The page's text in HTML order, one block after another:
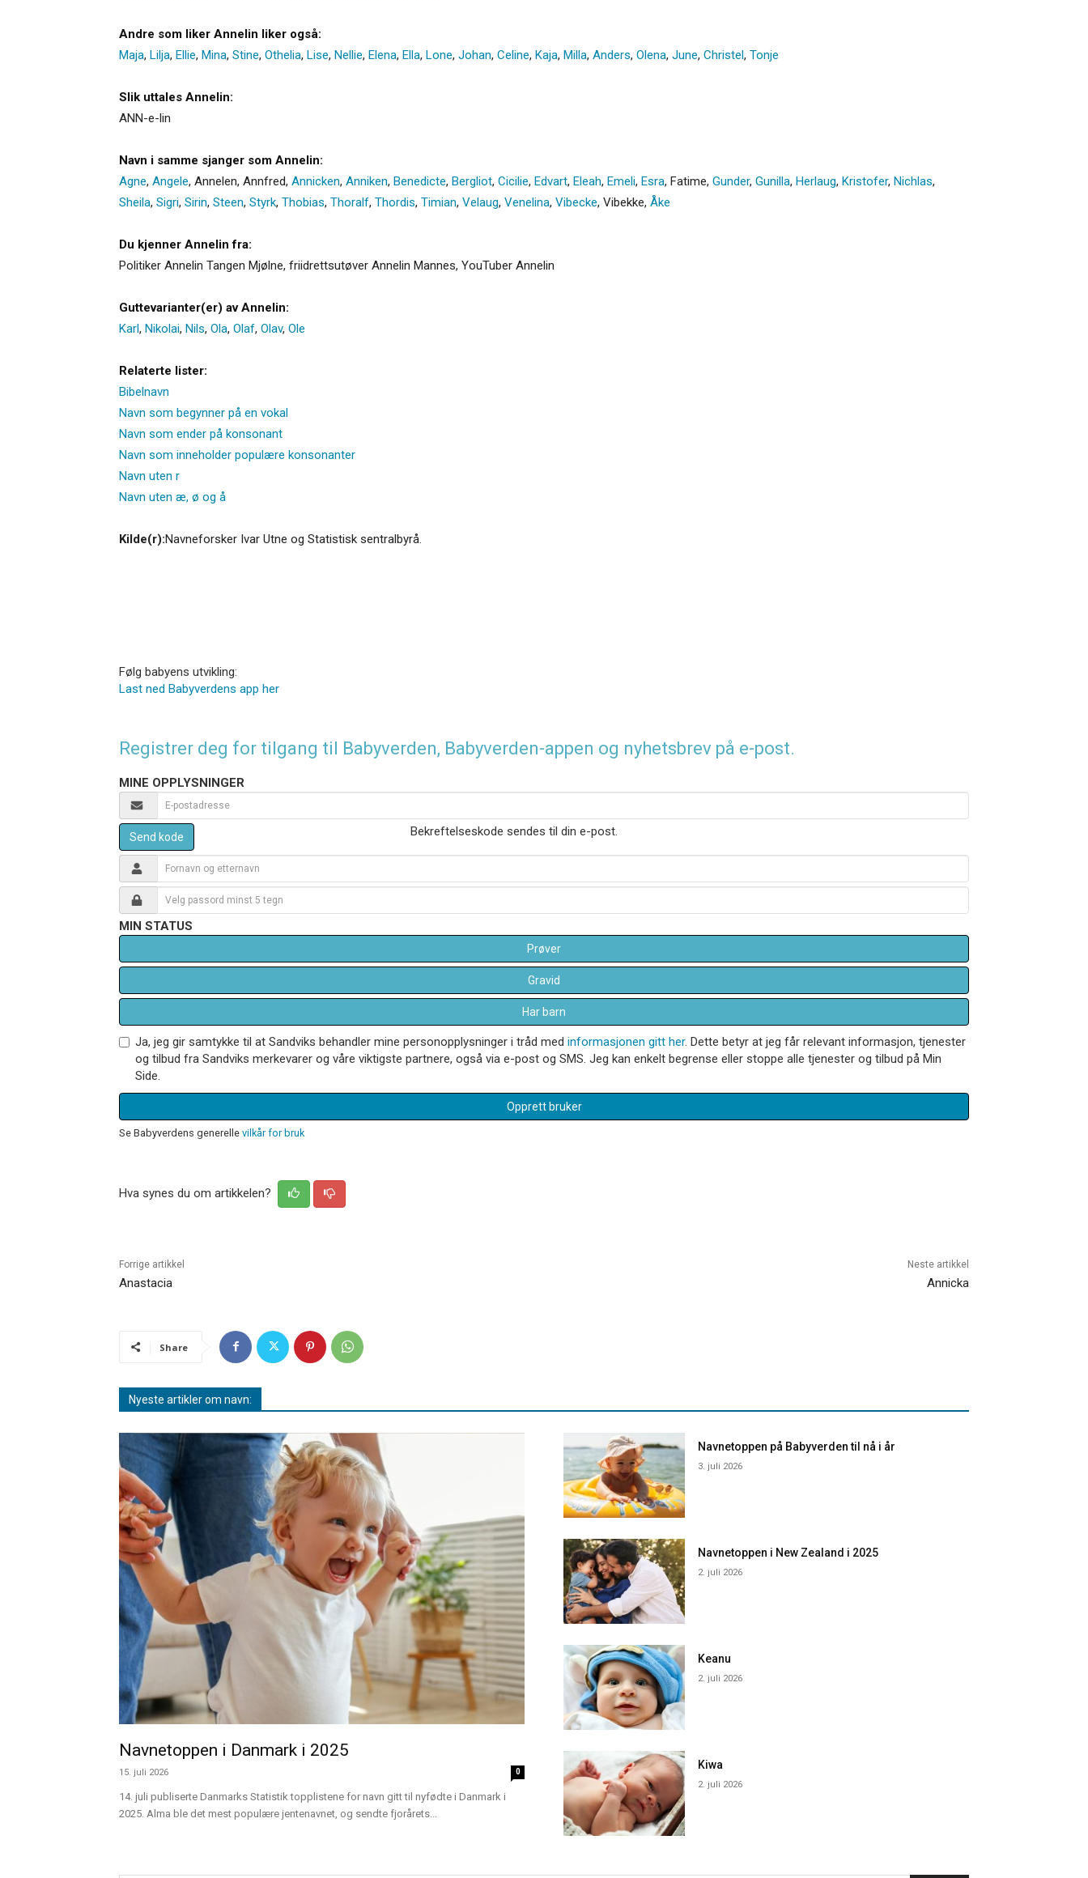
Andre som liker Annelin liker også:
Maja, Lilja, Ellie, Mina, Stine, Othelia, Lise, Nellie, Elena, Ella, Lone, Johan, Celine, Kaja, Milla, Anders, Olena, June, Christel, Tonje
Slik uttales Annelin:
ANN-e-lin
Navn i samme sjanger som Annelin:
Agne, Angele, Annelen, Annfred, Annicken, Anniken, Benedicte, Bergliot, Cicilie, Edvart, Eleah, Emeli, Esra, Fatime, Gunder, Gunilla, Herlaug, Kristofer, Nichlas,
Sheila, Sigri, Sirin, Steen, Styrk, Thobias, Thoralf, Thordis, Timian, Velaug, Venelina, Vibecke, Vibekke, Åke
Du kjenner Annelin fra:
Politiker Annelin Tangen Mjølne, friidrettsutøver Annelin Mannes, YouTuber Annelin
Guttevarianter(er) av Annelin:
Karl, Nikolai, Nils, Ola, Olaf, Olav, Ole
Relaterte lister:
Bibelnavn
Navn som begynner på en vokal
Navn som ender på konsonant
Navn som inneholder populære konsonanter
Navn uten r
Navn uten æ, ø og å
Kilde(r):Navneforsker Ivar Utne og Statistisk sentralbyrå.
Følg babyens utvikling:
Last ned Babyverdens app her
Registrer deg for tilgang til Babyverden, Babyverden-appen og nyhetsbrev på e-post.
MINE OPPLYSNINGER
Send kode Bekreftelseskode sendes til din e-post.
MIN STATUS
Prøver
Gravid
Har barn
Ja, jeg gir samtykke til at Sandviks behandler mine personopplysninger i tråd med informasjonen gitt her. Dette betyr at jeg får relevant informasjon, tjenester
og tilbud fra Sandviks merkevarer og våre viktigste partnere, også via e-post og SMS. Jeg kan enkelt begrense eller stoppe alle tjenester og tilbud på Min
Side.
Opprett bruker
Se Babyverdens generelle vilkår for bruk
Hva synes du om artikkelen?
Forrige artikkel
Anastacia
Neste artikkel
Annicka
Share
Nyeste artikler om navn:
Navnetoppen i Danmark i 2025
15. juli 2026 0
14. juli publiserte Danmarks Statistik topplistene for navn gitt til nyfødte i Danmark i
2025. Alma ble det mest populære jentenavnet, og sendte fjorårets...
Navnetoppen på Babyverden til nå i år
3. juli 2026
Navnetoppen i New Zealand i 2025
2. juli 2026
Keanu
2. juli 2026
Kiwa
2. juli 2026